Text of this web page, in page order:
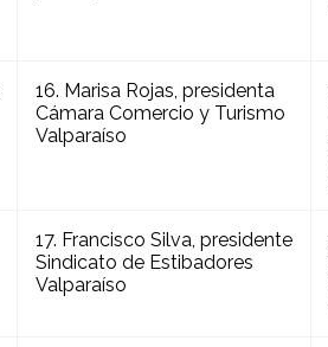
16. Marisa Rojas, presidenta
Cámara Comercio y Turismo
Valparaíso
17. Francisco Silva, presidente
Sindicato de Estibadores
Valparaíso